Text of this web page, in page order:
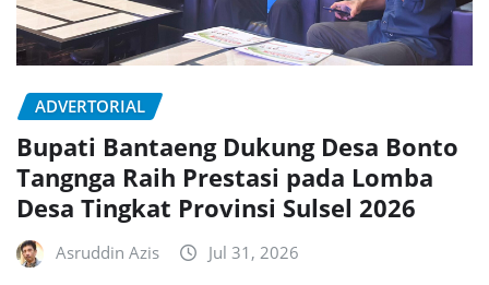
ADVERTORIAL
Bupati Bantaeng Dukung Desa Bonto
Tangnga Raih Prestasi pada Lomba
Desa Tingkat Provinsi Sulsel 2026
Asruddin Azis Jul 31, 2026